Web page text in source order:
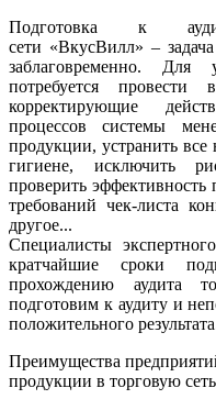
Подготовка к
сети «ВкусВилл» –
заблаговременно. Для
потребуется провести
корректирующие
процессов системы
продукции, устранить
гигиене, исключить
проверить
требований чек-листа
другое...
Специалисты
кратчайшие сроки
прохождению аудита
подготовим к аудиту и
положительного
Преимущества
продукции в торговую